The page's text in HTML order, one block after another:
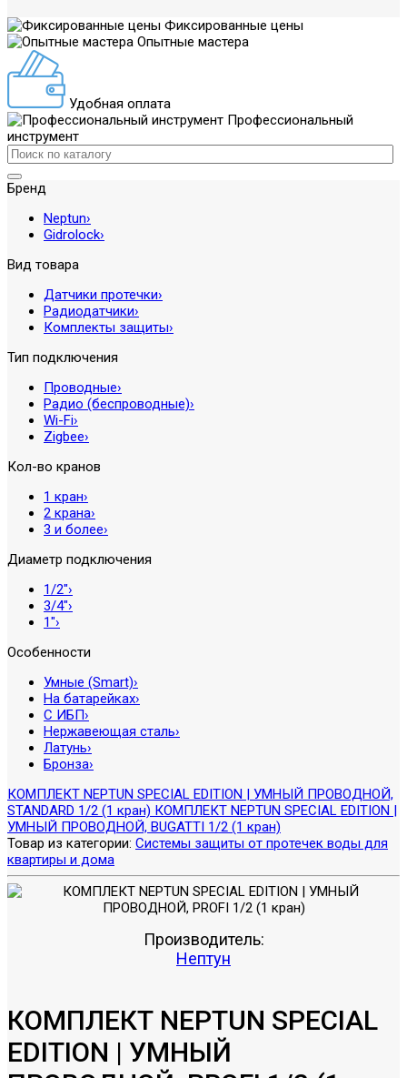
Фиксированные цены
Опытные мастера
Удобная оплата
Профессиональный
инструмент
Бренд
Neptun›
Gidrolock›
Вид товара
Датчики протечки›
Радиодатчики›
Комплекты защиты›
Тип подключения
Проводные›
Радио (беспроводные)›
Wi-Fi›
Zigbee›
Кол-во кранов
1 кран›
2 крана›
3 и более›
Диаметр подключения
1/2″›
3/4″›
1″›
Особенности
Умные (Smart)›
На батарейках›
С ИБП›
Нержавеющая сталь›
Латунь›
Бронза›
КОМПЛЕКТ NEPTUN SPECIAL EDITION | УМНЫЙ ПРОВОДНОЙ,
STANDARD 1/2 (1 кран) КОМПЛЕКТ NEPTUN SPECIAL EDITION |
УМНЫЙ ПРОВОДНОЙ, BUGATTI 1/2 (1 кран)
Товар из категории: Системы защиты от протечек воды для
квартиры и дома
Производитель:
Нептун
КОМПЛЕКТ NEPTUN SPECIAL
EDITION | УМНЫЙ